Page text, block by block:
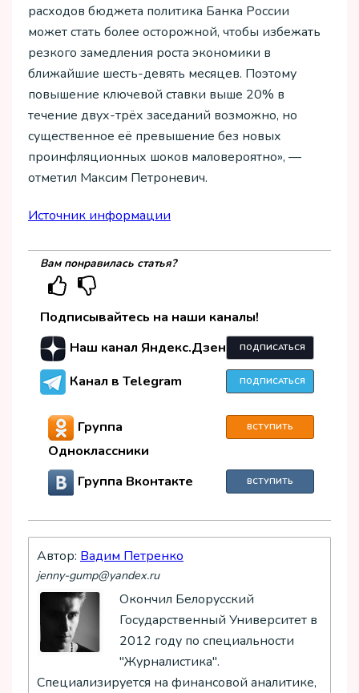
расходов бюджета политика Банка России
может стать более осторожной, чтобы избежать
резкого замедления роста экономики в
ближайшие шесть-девять месяцев. Поэтому
повышение ключевой ставки выше 20% в
течение двух-трёх заседаний возможно, но
существенное её превышение без новых
проинфляционных шоков маловероятно», —
отметил Максим Петроневич.
Источник информации
Вам понравилась статья?
Подписывайтесь на наши каналы!
Наш канал Яндекс.Дзен
ПОДПИСАТЬСЯ
Канал в Telegram ПОДПИСАТЬСЯ
Группа
Одноклассники
ВСТУПИТЬ
Группа Вконтакте ВСТУПИТЬ
Автор: Вадим Петренко
jenny-gump@yandex.ru
Окончил Белорусский
Государственный Университет в
2012 году по специальности
"Журналистика".
Специализируется на финансовой аналитике,